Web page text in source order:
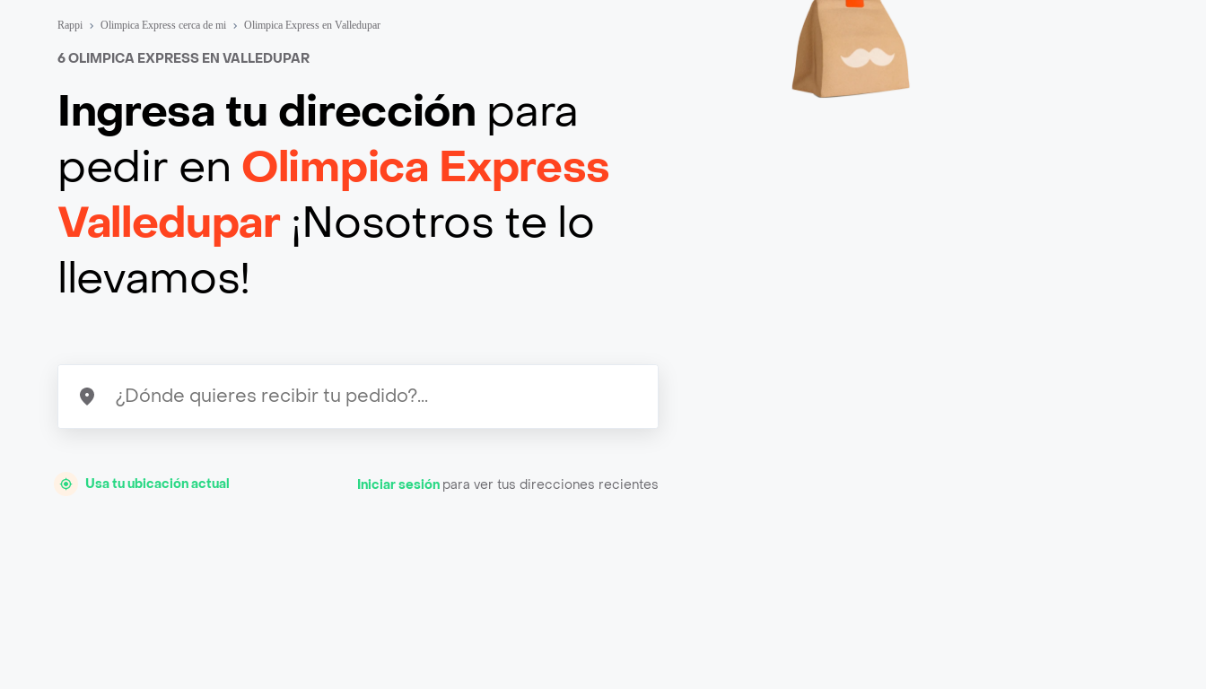
Rappi Olimpica Express cerca de mi Olimpica Express en Valledupar
6 OLIMPICA EXPRESS EN VALLEDUPAR
Ingresa tu dirección para
pedir en Olimpica Express
Valledupar¡Nosotros te lo
llevamos!
Usa tu ubicación actual Iniciar sesión para ver tus direcciones recientes